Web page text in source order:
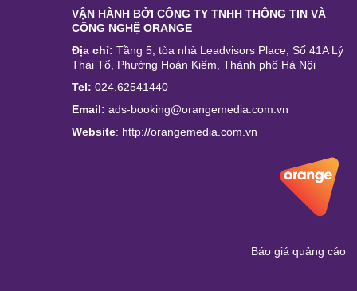
VẬN HÀNH BỞI CÔNG TY TNHH THÔNG TIN VÀ
CÔNG NGHỆ ORANGE
Địa chỉ: Tầng 5, tòa nhà Leadvisors Place, Số 41A Lý
Thái Tổ, Phường Hoàn Kiếm, Thành phố Hà Nội
Tel: 024.62541440
Email: ads-booking@orangemedia.com.vn
Website: http://orangemedia.com.vn
Báo giá quảng cáo